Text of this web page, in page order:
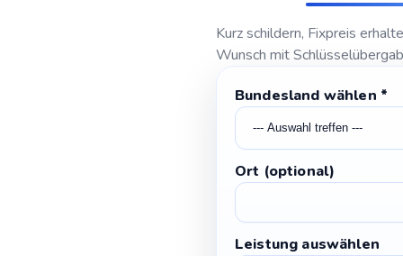
Kurz schildern, Fixpreis
Wunsch mit
Bundesland wählen *
Ort (optional)
Zustimmung
Leistung
wählen
Leistung auswählen